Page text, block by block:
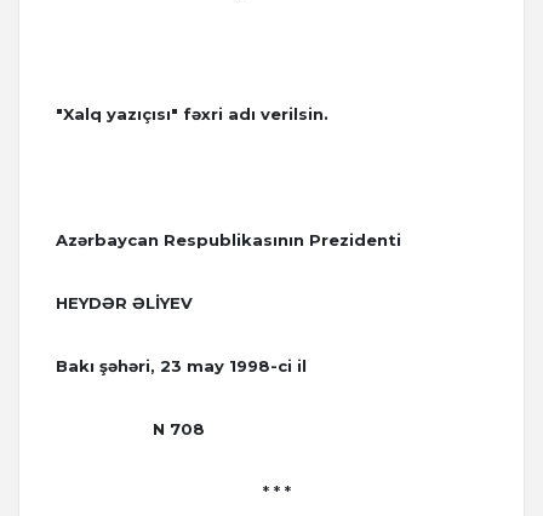
"Xalq yazıçısı" fəxri adı verilsin.
Azərbaycan Respublikasının Prezidenti
HEYDƏR ƏLİYEV
Bakı şəhəri, 23 may 1998-ci il
N 708
* * *